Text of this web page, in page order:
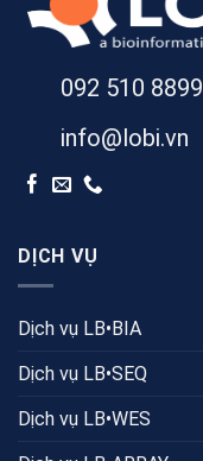
092 510 8899
info@lobi.vn
DỊCH VỤ
Dịch vụ LB•BIA
Dịch vụ LB•SEQ
Dịch vụ LB•WES